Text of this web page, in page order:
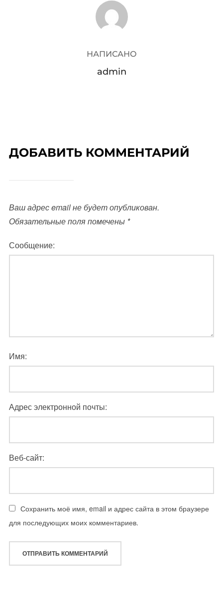
АВТОР ЗАПИСИ
НАПИСАНО
admin
ДОБАВИТЬ КОММЕНТАРИЙ
Ваш адрес email не будет опубликован.
Обязательные поля помечены *
Сообщение:
Имя:
Адрес электронной почты:
Веб-сайт:
Сохранить моё имя, email и адрес сайта в этом браузере
для последующих моих комментариев.